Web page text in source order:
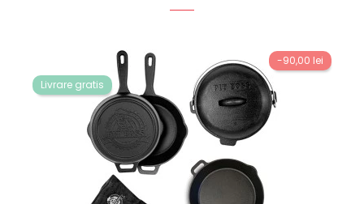
-90,00 lei
Livrare gratis